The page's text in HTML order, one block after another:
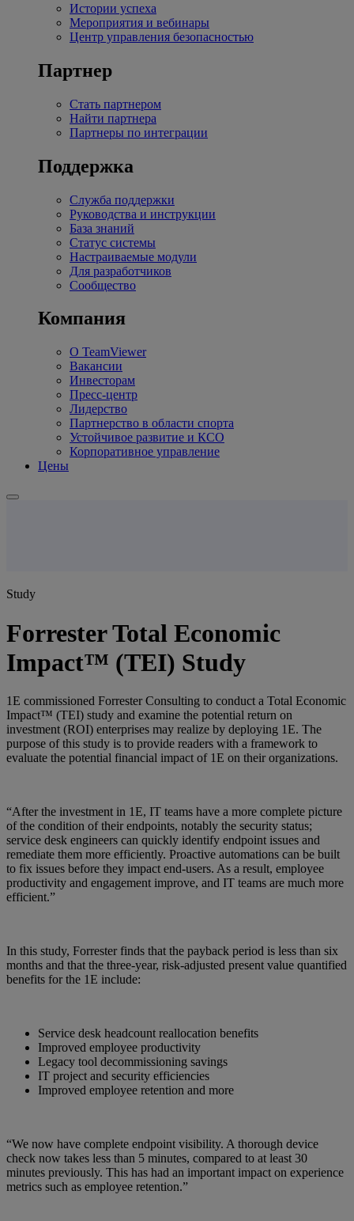
Истории успеха
Мероприятия и вебинары
Центр управления безопасностью
Партнер
Стать партнером
Найти партнера
Партнеры по интеграции
Поддержка
Служба поддержки
Руководства и инструкции
База знаний
Статус системы
Настраиваемые модули
Для разработчиков
Сообщество
Компания
О TeamViewer
Вакансии
Инвесторам
Пресс-центр
Лидерство
Партнерство в области спорта
Устойчивое развитие и КСО
Корпоративное управление
Цены
Study
Forrester Total Economic
Impact™ (TEI) Study
1E commissioned Forrester Consulting to conduct a Total Economic
Impact™ (TEI) study and examine the potential return on
investment (ROI) enterprises may realize by deploying 1E. The
purpose of this study is to provide readers with a framework to
evaluate the potential financial impact of 1E on their organizations.
“After the investment in 1E, IT teams have a more complete picture
of the condition of their endpoints, notably the security status;
service desk engineers can quickly identify endpoint issues and
remediate them more efficiently. Proactive automations can be built
to fix issues before they impact end-users. As a result, employee
productivity and engagement improve, and IT teams are much more
efficient.”
In this study, Forrester finds that the payback period is less than six
months and that the three-year, risk-adjusted present value quantified
benefits for the 1E include:
Service desk headcount reallocation benefits
Improved employee productivity
Legacy tool decommissioning savings
IT project and security efficiencies
Improved employee retention and more
“We now have complete endpoint visibility. A thorough device
check now takes less than 5 minutes, compared to at least 30
minutes previously. This has had an important impact on experience
metrics such as employee retention.”